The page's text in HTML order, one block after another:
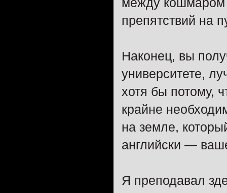
препятствий на
Наконец, вы
университете,
хотя бы потому,
крайне
на земле,
английски —
Я преподавал